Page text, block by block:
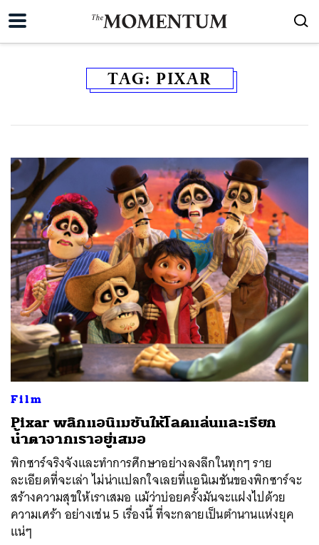
TAG: PIXAR
Film
Pixar พลิกแอนิเมชันให้โลดแล่นและเรียก
น้ำตาจากเราอยู่เสมอ
พิกซาร์จริงจังและทำการศึกษาอย่างลงลึกในทุกๆ ราย
ละเอียดที่จะเล่า ไม่น่าแปลกใจเลยที่แอนิเมชันของพิกซาร์จะ
สร้างความสุขให้เราเสมอ แม้ว่าบ่อยครั้งมันจะแฝงไปด้วย
ความเศร้า อย่างเช่น 5 เรื่องนี้ ที่จะกลายเป็นตำนานแห่งยุค
แน่ๆ